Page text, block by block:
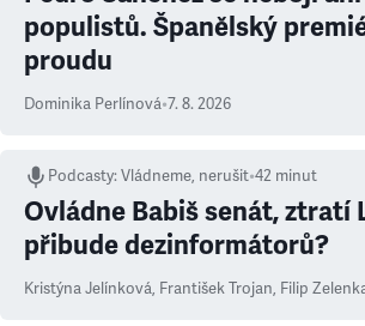
populistů. Španělský
proudu
Dominika Perlínová•7. 8. 2026
Podcasty:Vládneme, nerušit•42 minut
Ovládne Babiš senát, ztratí
přibude dezinformátorů?
Kristýna Jelínková, František Trojan, Filip